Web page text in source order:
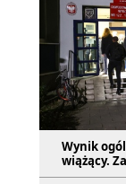
Wynik
wiążący.